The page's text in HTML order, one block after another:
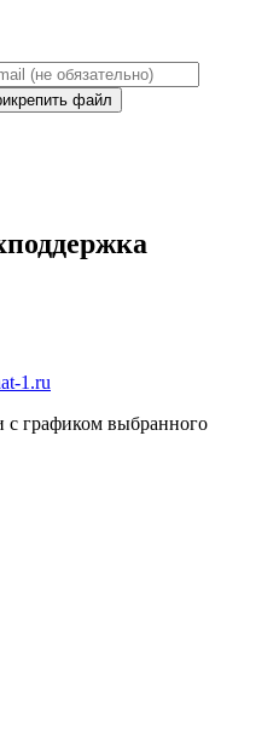
файл
1.ru
с графиком выбранного